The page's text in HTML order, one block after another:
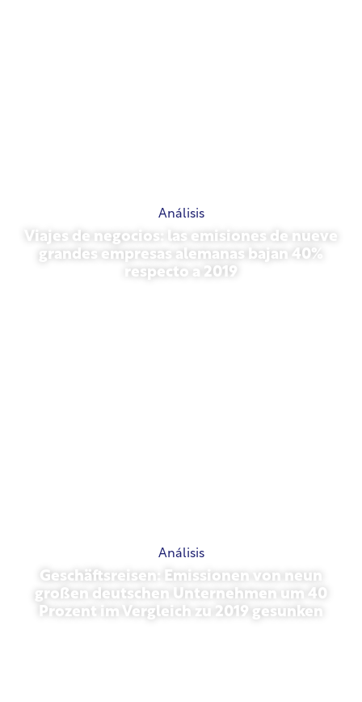
Análisis
Viajes de negocios: las emisiones de nueve
grandes empresas alemanas bajan 40%
respecto a 2019
Análisis
Geschäftsreisen: Emissionen von neun
großen deutschen Unternehmen um 40
Prozent im Vergleich zu 2019 gesunken